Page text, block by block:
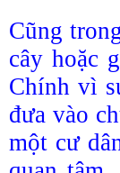
Cũng
cây hoặc
Chính vì
đưa vào
một cư